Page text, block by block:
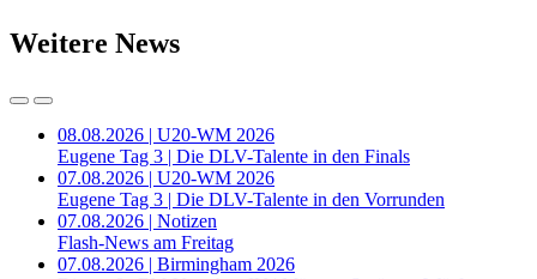
Weitere News
08.08.2026 | U20-WM 2026
Eugene Tag 3 | Die DLV-Talente in den Finals
07.08.2026 | U20-WM 2026
Eugene Tag 3 | Die DLV-Talente in den Vorrunden
07.08.2026 | Notizen
Flash-News am Freitag
07.08.2026 | Birmingham 2026